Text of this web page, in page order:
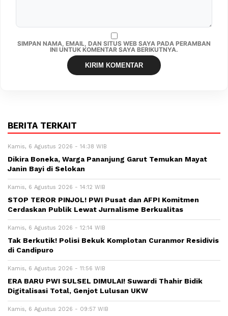
SIMPAN NAMA, EMAIL, DAN SITUS WEB SAYA PADA PERAMBAN
INI UNTUK KOMENTAR SAYA BERIKUTNYA.
BERITA TERKAIT
Kamis, 6 Agustus 2026 - 14:38 WIB
Dikira Boneka, Warga Pananjung Garut Temukan Mayat
Janin Bayi di Selokan
Kamis, 6 Agustus 2026 - 14:12 WIB
STOP TEROR PINJOL! PWI Pusat dan AFPI Komitmen
Cerdaskan Publik Lewat Jurnalisme Berkualitas
Kamis, 6 Agustus 2026 - 12:14 WIB
Tak Berkutik! Polisi Bekuk Komplotan Curanmor Residivis
di Candipuro
Kamis, 6 Agustus 2026 - 11:56 WIB
ERA BARU PWI SULSEL DIMULAI! Suwardi Thahir Bidik
Digitalisasi Total, Genjot Lulusan UKW
Kamis, 6 Agustus 2026 - 09:57 WIB